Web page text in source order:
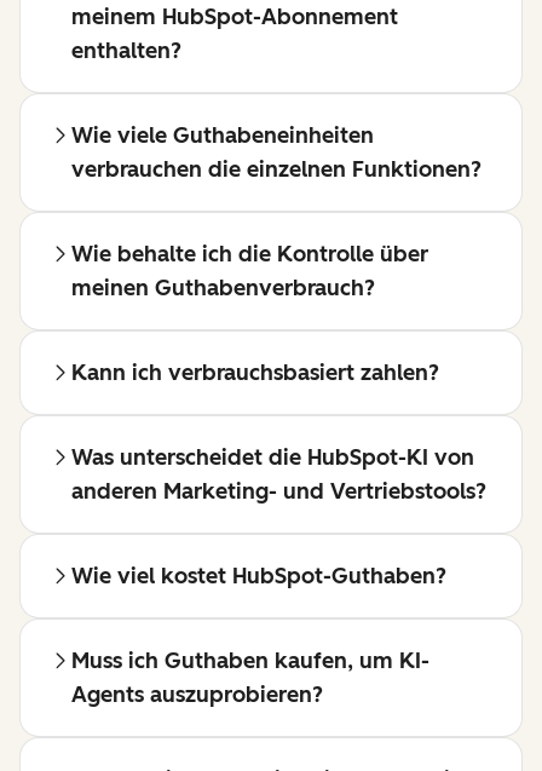
meinem HubSpot-Abonnement
enthalten?
Wie viele Guthabeneinheiten
verbrauchen die einzelnen Funktionen?
Wie behalte ich die Kontrolle über
meinen Guthabenverbrauch?
Kann ich verbrauchsbasiert zahlen?
Was unterscheidet die HubSpot-KI von
anderen Marketing- und Vertriebstools?
Wie viel kostet HubSpot-Guthaben?
Muss ich Guthaben kaufen, um KI-
Agents auszuprobieren?